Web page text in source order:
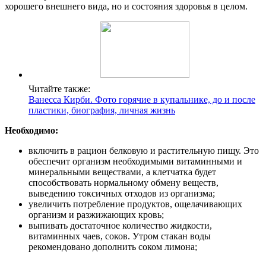
хорошего внешнего вида, но и состояния здоровья в целом.
Читайте также:
Ванесса Кирби. Фото горячие в купальнике, до и после
пластики, биография, личная жизнь
Необходимо:
включить в рацион белковую и растительную пищу. Это
обеспечит организм необходимыми витаминными и
минеральными веществами, а клетчатка будет
способствовать нормальному обмену веществ,
выведению токсичных отходов из организма;
увеличить потребление продуктов, ощелачивающих
организм и разжижающих кровь;
выпивать достаточное количество жидкости,
витаминных чаев, соков. Утром стакан воды
рекомендовано дополнить соком лимона;